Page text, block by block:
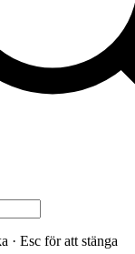
· Esc för att stänga